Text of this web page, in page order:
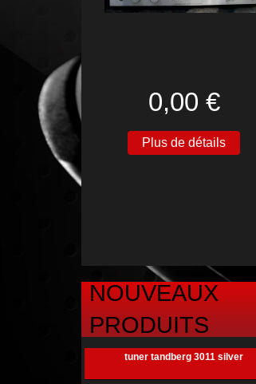
0,00 €
Plus de détails
NOUVEAUX
PRODUITS
tuner tandberg 3011 silver